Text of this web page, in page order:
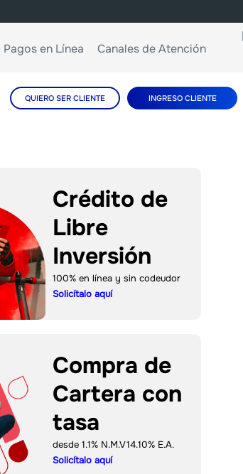
Pagos en Línea Canales de Atención
QUIERO SER CLIENTE INGRESO CLIENTE
Crédito de
Libre
Inversión
100% en línea y sin codeudor
Solicítalo aquí
Compra de
Cartera con
tasa
desde 1.1% N.M.V* *14.10% E.A.
Solicítalo aquí